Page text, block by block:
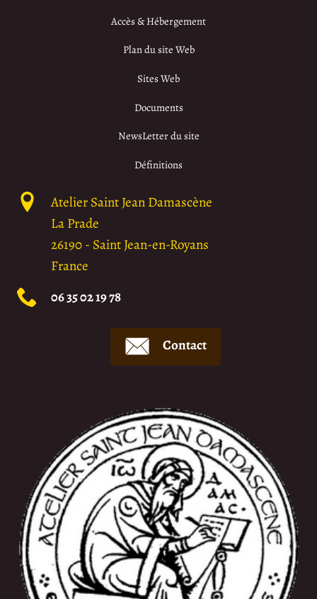
Accès & Hébergement
Plan du site Web
Sites Web
Documents
NewsLetter du site
Définitions
Atelier Saint Jean Damascène
La Prade
26190- Saint Jean-en-Royans
France
06 35 02 19 78
Contact